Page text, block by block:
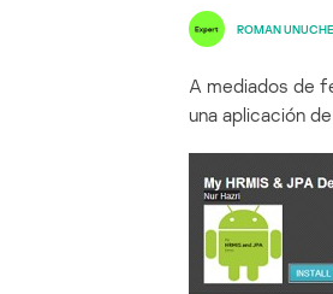
ROMAN
A mediados de
una aplicación